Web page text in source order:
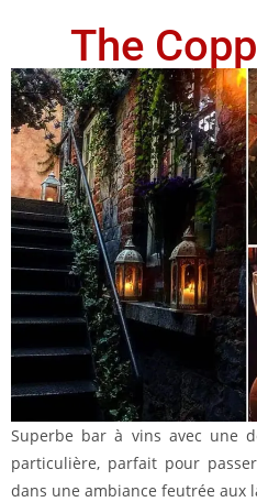
The
Superbe bar à vins avec une
particulière, parfait pour
dans une ambiance feutrée aux